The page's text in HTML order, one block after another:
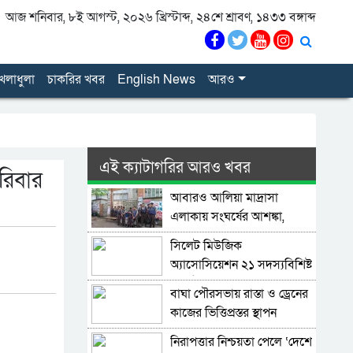
আজ শনিবার, ৮ই আগস্ট, ২০২৬ খ্রিস্টাব্দ, ২৪শে শ্রাবণ, ১৪৩৩ বঙ্গাব্দ
চাকরির খবর English News আরও
এই ক্যাটাগরির আরও খবর
আবারও আলিয়া মাদ্রাসা
এলাকায় সংঘর্ষের আশঙ্কা,
পুলিশ মোতায়েন
সিলেট মিউজিক
অ্যাসোসিয়েশন ২১ সদস্যবিশিষ্ট
প্রতিষ্ঠাকালীন কমিটি ঘোষণা
বাঘা পৌরসভায় রাস্তা ও ড্রেনের
কাজের ভিত্তিপ্রস্তর স্থাপন
করলেন-এমপি চাঁদ
নিরাপত্তার নিশ্চয়তা পেলে ‘দেশে